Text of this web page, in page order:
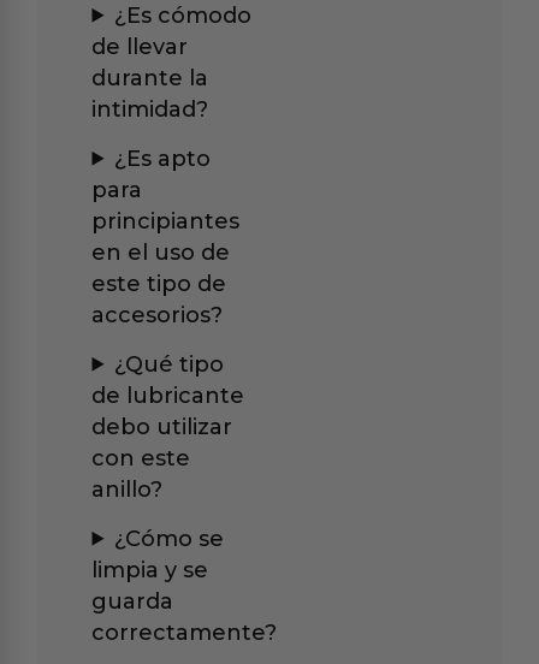
¿Es cómodo
de llevar
durante la
intimidad?
¿Es apto
para
principiantes
en el uso de
este tipo de
accesorios?
¿Qué tipo
de lubricante
debo utilizar
con este
anillo?
¿Cómo se
limpia y se
guarda
correctamente?